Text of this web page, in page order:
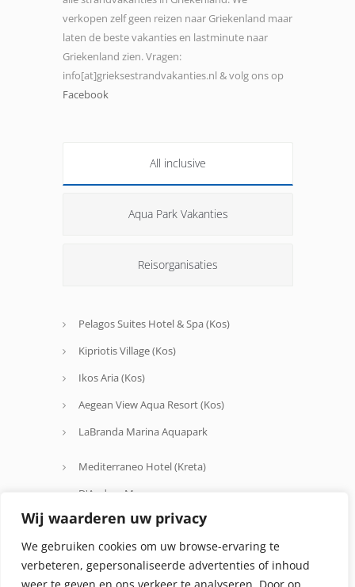
Wij waarderen uw privacy
We gebruiken cookies om uw browse-ervaring te
verbeteren, gepersonaliseerde advertenties of inhoud
verkopen zelf geen reizen naar Griekenland maar
laten de beste vakanties en lastminute naar
Griekenland zien. Vragen:
info[at]grieksestrandvakanties.nl & volg ons op
Facebook
All inclusive
Aqua Park Vakanties
Reisorganisaties
Pelagos Suites Hotel & Spa (Kos)
Kipriotis Village (Kos)
Ikos Aria (Kos)
Aegean View Aqua Resort (Kos)
LaBranda Marina Aquapark
Mediterraneo Hotel (Kreta)
D'Andrea Mare
Avra Beach
Oceanis Hotel